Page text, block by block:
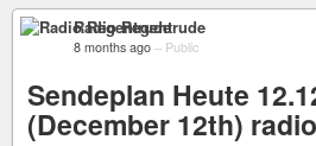
Radio Regentrude
8 months ago – Public
Sendeplan Heute
(December 12th)